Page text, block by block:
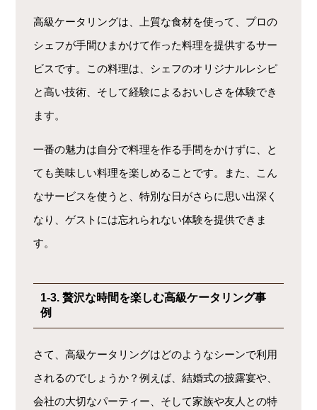
高級ケータリングは、上質な食材を使って、プロの
シェフが手間ひまかけて作った料理を提供するサー
ビスです。この料理は、シェフのオリジナルレシピ
と高い技術、そして経験によるおいしさを体験でき
ます。
一番の魅力は自分で料理を作る手間をかけずに、と
ても美味しい料理を楽しめることです。また、こん
なサービスを使うと、特別な日がさらに思い出深く
なり、ゲストには忘れられない体験を提供できま
す。
1-3. 贅沢な時間を楽しむ高級ケータリング事
例
さて、高級ケータリングはどのようなシーンで利用
されるのでしょうか？例えば、結婚式の披露宴や、
会社の大切なパーティー、そして家族や友人との特